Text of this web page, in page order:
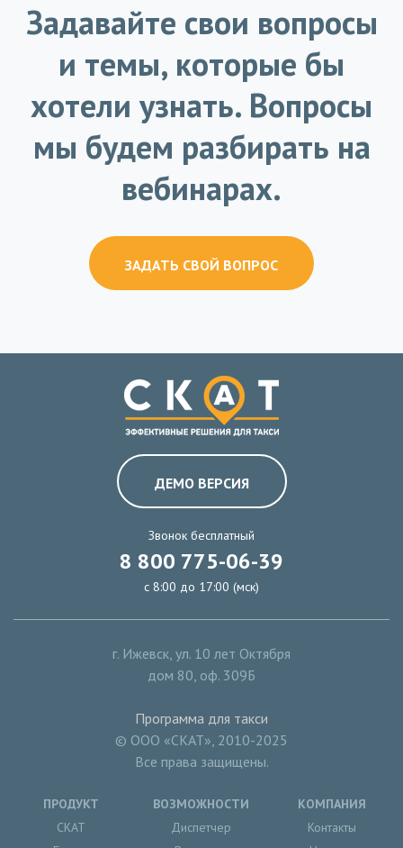
Задавайте свои вопросы
и темы, которые бы
хотели узнать. Вопросы
мы будем разбирать на
вебинарах.
ЗАДАТЬ СВОЙ ВОПРОС
ДЕМО ВЕРСИЯ
Звонок бесплатный
8 800 775-06-39
с 8:00 до 17:00 (мск)
г. Ижевск, ул. 10 лет Октября
дом 80, оф. 309Б
Программа для такси
© ООО «СКАТ», 2010-2025
Все права защищены.
ПРОДУКТ
СКАТ
ВОЗМОЖНОСТИ
Диспетчер
КОМПАНИЯ
Контакты